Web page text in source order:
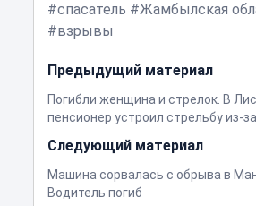
спасатель
Жамбылская
взрывы
Предыдущий материал
Погибли женщина и стрелок. В
пенсионер устроил стрельбу из-
Следующий материал
Машина сорвалась с обрыва в
Водитель погиб